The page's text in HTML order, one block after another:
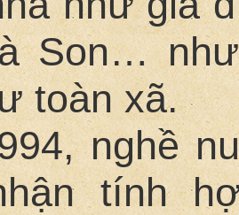
Son…
toàn xã.
nghề
tính